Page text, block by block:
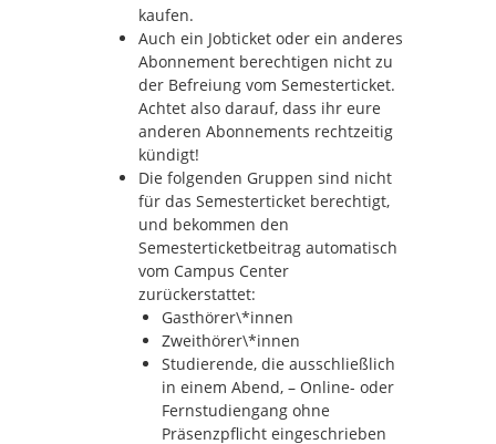
kaufen.
Auch ein Jobticket oder ein anderes
Abonnement berechtigen nicht zu
der Befreiung vom Semesterticket.
Achtet also darauf, dass ihr eure
anderen Abonnements rechtzeitig
kündigt!
Die folgenden Gruppen sind nicht
für das Semesterticket berechtigt,
und bekommen den
Semesterticketbeitrag automatisch
vom Campus Center
zurückerstattet:
Gasthörer\*innen
Zweithörer\*innen
Studierende, die ausschließlich
in einem Abend, – Online- oder
Fernstudiengang ohne
Präsenzpflicht eingeschrieben